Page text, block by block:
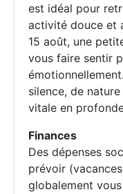
est idéal pour
activité douce et
15 août, une
vous faire sentir
silence, de
vitale en
Finances
Des dépenses
prévoir
globalement